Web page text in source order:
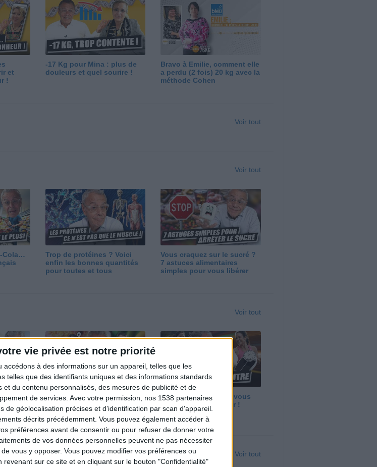
vie privée est notre priorité
accédons à des informations sur un appareil, telles que les
telles que des identifiants uniques et des informations standards
du contenu personnalisés, des mesures de publicité et de
de services. Avec votre permission, nos 1538 partenaires
géolocalisation précises et d’identification par scan d'appareil.
décrits précédemment. Vous pouvez également accéder à
préférences avant de consentir ou pour refuser de donner votre
de vos données personnelles peuvent ne pas nécessiter
vous y opposer. Vous pouvez modifier vos préférences ou
sur ce site et en cliquant sur le bouton "Confidentialité"
et
!
-17 Kg pour Mina : plus de
douleurs et quel sourire !
Bravo à Emilie, comment elle
a perdu (2 fois) 20 kg avec la
méthode Cohen
Voir tout
Voir tout
Cola…
Trop de protéines ? Voici
enfin les bonnes quantités
pour toutes et tous
Vous craquez sur le sucré ?
7 astuces alimentaires
simples pour vous libérer
Voir tout
Et après la perte de poids ?
Je fais comment ?
Maigrir vite ? Ce que vous
devez vraiment savoir !
Voir tout